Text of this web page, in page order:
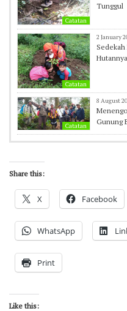
Catatan
Tunggul
Catatan
2 January
Catatan
8 August
Gunung
Share this:
X Facebook
WhatsApp
Print
Like this: